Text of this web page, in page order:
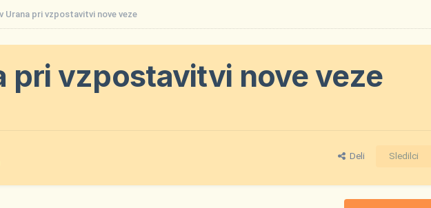
Urana pri vzpostavitvi nove veze
pri vzpostavitvi nove veze
Deli Sledilci